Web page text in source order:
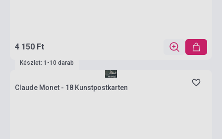
4 150 Ft
Készlet: 1-10 darab
Claude Monet - 18 Kunstpostkarten